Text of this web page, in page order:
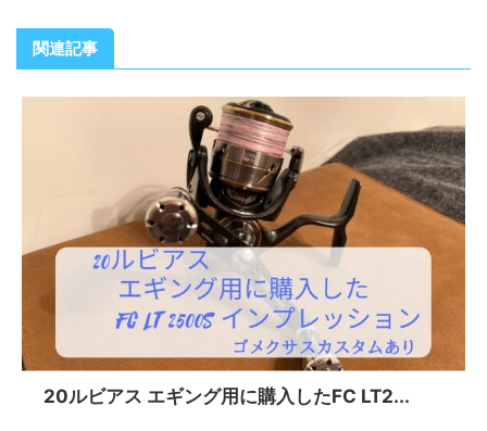
関連記事
20ルビアス エギング用に購入したFC LT2...